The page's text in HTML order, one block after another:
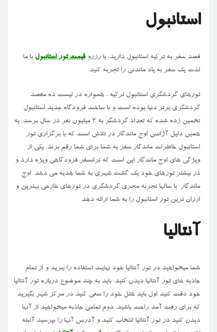
استانبول
قصد سفر به ترکیه استانبول دارید، با رزروقیمت تور استانبول با ما
لذت یک سفر به یاد ماندنی را تجربه کنید.
تورهای گردشگری استانبول ترکیه ، همواره در لیست ده مقصد
گردشگری برتر دنیا بوده است و با ساخت فرودگاه جدید استانبول
تخمین زده شده که تعداد گردشگر به ۲ میلیون نفر در سال برسد. به
همین دلیل آژانس اوج ماندگار در تلاش است که با برگزاری تور
استانبول خاطرات ماندگار سفر به شما برای شما رقم بزند. یکی از
ویژگی های اوج ماندگار این است که ترانسفر فرودگاهی ویژه دارد و
در بیشتر تورهای خود یک گشت شهری به شما هدیه می دهد. اوج
ماندگار با سالها تجربه مجری گردشگری در تورهای خارجی بهترین و
ارزان ترین تور استانبول را به شما ارائه دهد.
آنتالیا
شما میخواهید در تور آنتالیا خود نهایت استفاده را ببرید و از تمام
جاذبه های تور آنتالیا دیدن کنید. باید به چند موضوع درباره تور آنتالیا
خود دقت کنید اول باید هتل خود را سعی کنید در مرکز شهر بگیرید
که برای رفت آمد راحت باشید. دوم تمامی جاذبه میخواهید از آنها
دیدن کنید در تور آنتالیا انتخاب کنید و آدرس آنها را بپرسید آلبته